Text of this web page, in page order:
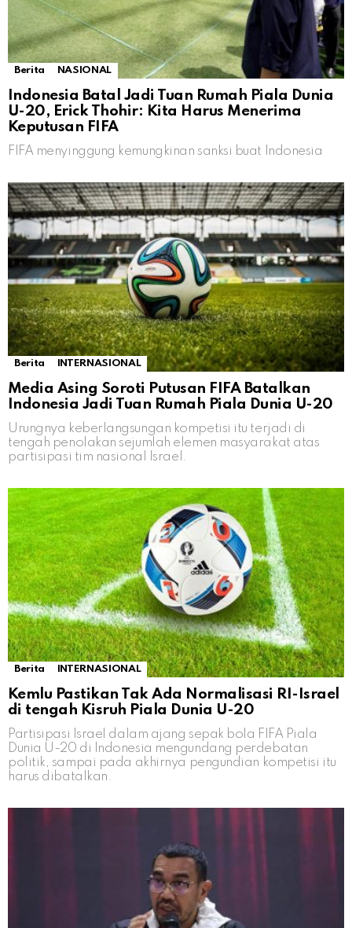
Berita NASIONAL
Indonesia Batal Jadi Tuan Rumah Piala Dunia
U-20, Erick Thohir: Kita Harus Menerima
Keputusan FIFA
FIFA menyinggung kemungkinan sanksi buat Indonesia
Berita INTERNASIONAL
Media Asing Soroti Putusan FIFA Batalkan
Indonesia Jadi Tuan Rumah Piala Dunia U-20
Urungnya keberlangsungan kompetisi itu terjadi di
tengah penolakan sejumlah elemen masyarakat atas
partisipasi tim nasional Israel.
Berita INTERNASIONAL
Kemlu Pastikan Tak Ada Normalisasi RI-Israel
di tengah Kisruh Piala Dunia U-20
Partisipasi Israel dalam ajang sepak bola FIFA Piala
Dunia U-20 di Indonesia mengundang perdebatan
politik, sampai pada akhirnya pengundian kompetisi itu
harus dibatalkan.